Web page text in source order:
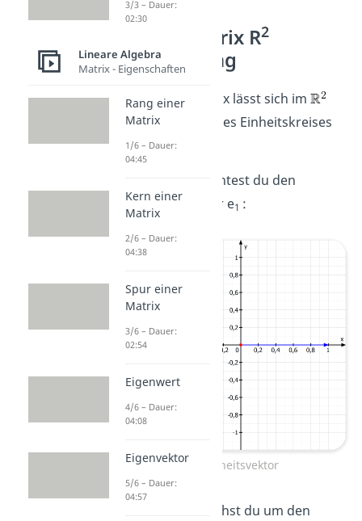
Drehmatrix R2
Herleitung
Die Drehmatrix lässt sich im
gut mit Hilfe des Einheitskreises
herleiten:
Zuerst betrachtest du den
Einheitsvektor e1 :
Einheitsvektor
Diesen versuchst du um den
3/3 – Dauer:
02:30
Lineare Algebra
Matrix - Eigenschaften
Rang einer
Matrix
1/6 – Dauer:
04:45
Kern einer
Matrix
2/6 – Dauer:
04:38
Spur einer
Matrix
3/6 – Dauer:
02:54
Eigenwert
4/6 – Dauer:
04:08
Eigenvektor
5/6 – Dauer:
04:57